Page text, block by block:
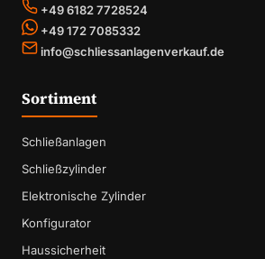
+49 6182 7728524
+49 172 7085332
info@schliessanlagenverkauf.de
Sortiment
Schließanlagen
Schließzylinder
Elektronische Zylinder
Konfigurator
Haussicherheit